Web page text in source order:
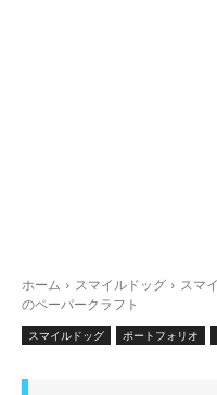
ホーム スマイルドッグ
スマ
のペーパークラフト
スマイルドッグ ポートフォリオ